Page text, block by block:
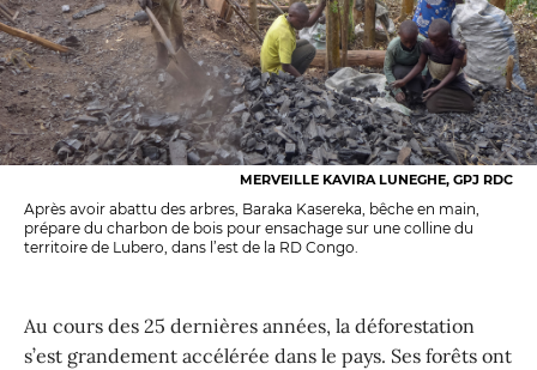
MERVEILLE KAVIRA LUNEGHE, GPJ RDC
Après avoir abattu des arbres, Baraka Kasereka, bêche en main,
prépare du charbon de bois pour ensachage sur une colline du
territoire de Lubero, dans l’est de la RD Congo.
Au cours des 25 dernières années, la déforestation
s’est grandement accélérée dans le pays. Ses forêts ont